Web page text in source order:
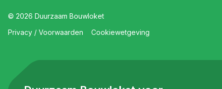
© 2026 Duurzaam Bouwloket
Privacy / Voorwaarden
Cookiewetgeving